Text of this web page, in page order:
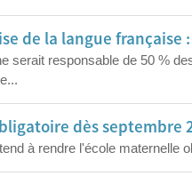
de la langue française
serait responsable de 50 %
dès septembre
à rendre l'école maternelle